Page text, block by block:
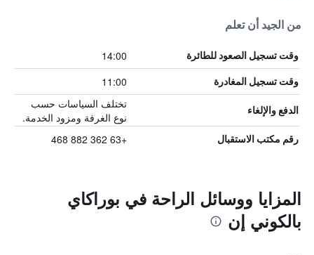
من الجيد أن تعلم
وقت تسجيل الصعود للطائرة 14:00
وقت تسجيل المغادرة 11:00
الدفع والإلغاء
تختلف السياسات حسب
نوع الغرفة ومزود الخدمة.
رقم مكتب الاستقبال +63 362 882 468
المزايا ووسائل الراحة في بوراكاي
بالكوني إن